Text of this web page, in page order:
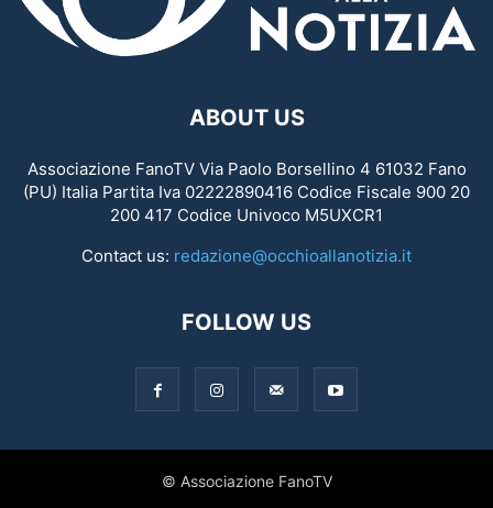
ABOUT US
Associazione FanoTV Via Paolo Borsellino 4 61032 Fano
(PU) Italia Partita Iva 02222890416 Codice Fiscale 900 20
200 417 Codice Univoco M5UXCR1
Contact us: redazione@occhioallanotizia.it
FOLLOW US
© Associazione FanoTV